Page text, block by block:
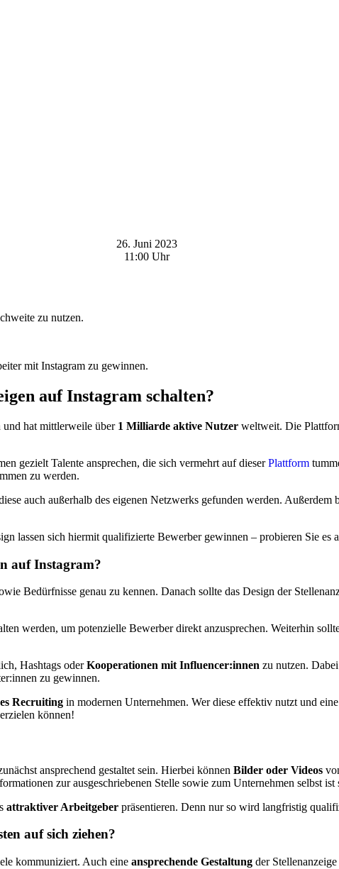
26. Juni 2023
11:00 Uhr
zu nutzen.
mit Instagram zu gewinnen.
auf Instagram schalten?
und hat mittlerweile über 1 Milliarde aktive Nutzer weltweit. Die
gezielt Talente ansprechen, die sich vermehrt auf dieserPlattform
zu werden.
auch außerhalb des eigenen Netzwerks gefunden werden.
lassen sich hiermit qualifizierte Bewerber gewinnen – probieren Sie es
auf Instagram?
Bedürfnisse genau zu kennen. Danach sollte das Design der
werden, um potenzielle Bewerber direkt anzusprechen. Weiterhin
Hashtags oderKooperationen mit Influencer:innen zu nutzen.
zu gewinnen.
Recruiting in modernen Unternehmen. Wer diese effektiv nutzt und
können!
ansprechend gestaltet sein. Hierbei können Bilder oder Videos
zur ausgeschriebenen Stelle sowie zum Unternehmen selbst ist
attraktiver Arbeitgeber präsentieren. Denn nur so wird langfristig
auf sich ziehen?
kommuniziert. Auch eine ansprechende Gestaltung der